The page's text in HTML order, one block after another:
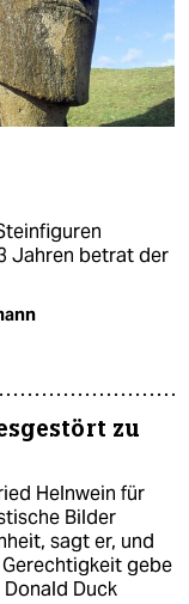
Jahren betrat der
zu
Helnwein für
Bilder
sagt er, und
gebe
Duck